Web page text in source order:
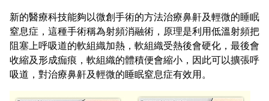
新的醫療科技能夠以微創手術的方法治療鼻鼾及輕微的睡眠
窒息症，這種手術稱為射頻消融術，原理是利用低溫射頻把
阻塞上呼吸道的軟組織加熱，軟組織受熱後會硬化，最後會
收縮及形成痂痕，軟組織的體積便會縮小，因此可以擴張呼
吸道，對治療鼻鼾及輕微的睡眠窒息症有效用。